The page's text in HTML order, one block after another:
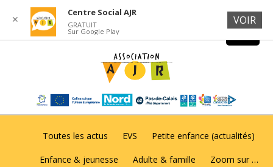
Toutes les actus EVS Petite enfance (actualités)
Enfance & jeunesse Adulte & famille Zoom sur …
✕
Centre Social AJR
GRATUIT
Sur Google Play
VOIR